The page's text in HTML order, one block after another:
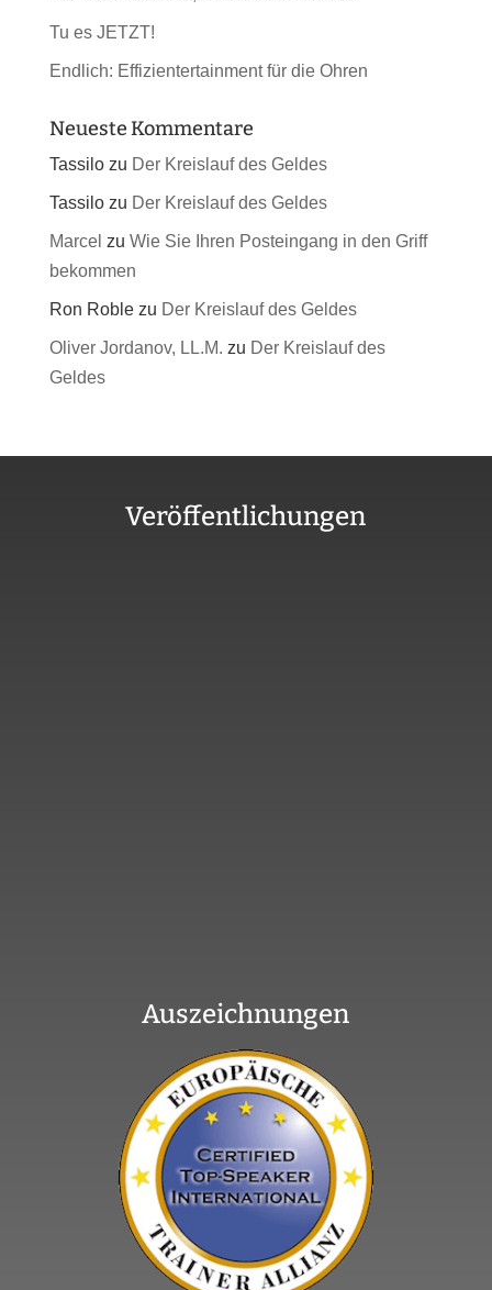
Tu es JETZT!
Endlich: Effizientertainment für die Ohren
Neueste Kommentare
Tassilozu Der Kreislauf des Geldes
Tassilozu Der Kreislauf des Geldes
Marcel zu Wie Sie Ihren Posteingang in den Griff
bekommen
Ron Roblezu Der Kreislauf des Geldes
Oliver Jordanov, LL.M. zu Der Kreislauf des
Geldes
Veröffentlichungen
Auszeichnungen